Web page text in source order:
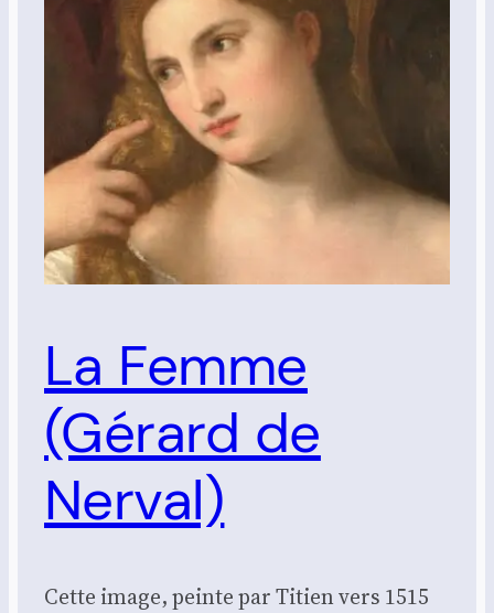
La Femme
(Gérard de
Nerval)
Cette image, peinte par Titien vers 1515